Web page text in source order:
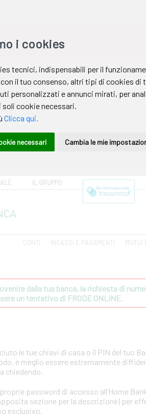
IL GRUPPO
CONTI INCASSI E PAGAMENTI MUTUI
dalla tua banca, la richiesta di
un tentativo di FRODE ONLINE.
le tue chiavi di casa o il PIN del tuo
è meglio essere estremamente
chiedendo.
proprie password di accesso all’Home
apposita sezione per la descrizione) per
esclusivo.